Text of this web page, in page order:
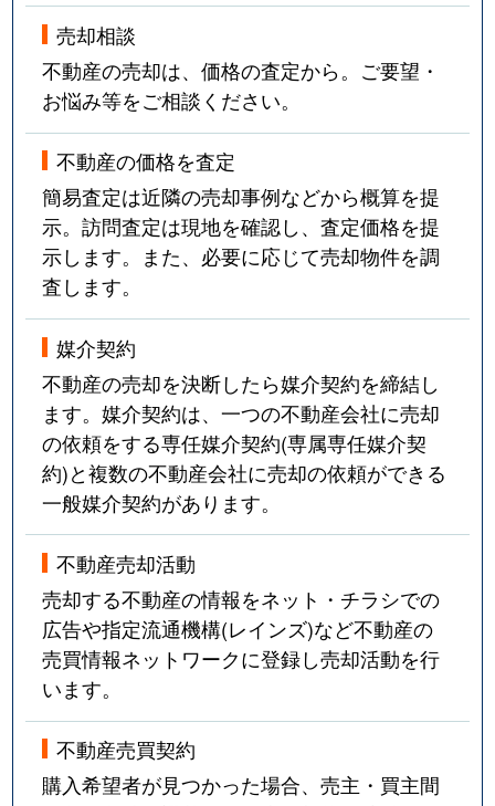
売却相談
不動産の売却は、価格の査定から。ご要望・
お悩み等をご相談ください。
不動産の価格を査定
簡易査定は近隣の売却事例などから概算を提
示。訪問査定は現地を確認し、査定価格を提
示します。また、必要に応じて売却物件を調
査します。
媒介契約
不動産の売却を決断したら媒介契約を締結し
ます。媒介契約は、一つの不動産会社に売却
の依頼をする専任媒介契約(専属専任媒介契
約)と複数の不動産会社に売却の依頼ができる
一般媒介契約があります。
不動産売却活動
売却する不動産の情報をネット・チラシでの
広告や指定流通機構(レインズ)など不動産の
売買情報ネットワークに登録し売却活動を行
います。
不動産売買契約
購入希望者が見つかった場合、売主・買主間